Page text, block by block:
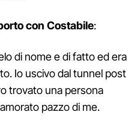
con Costabile:
di nome e di fatto ed era
Io uscivo dal tunnel post
trovato una persona
pazzo di me.